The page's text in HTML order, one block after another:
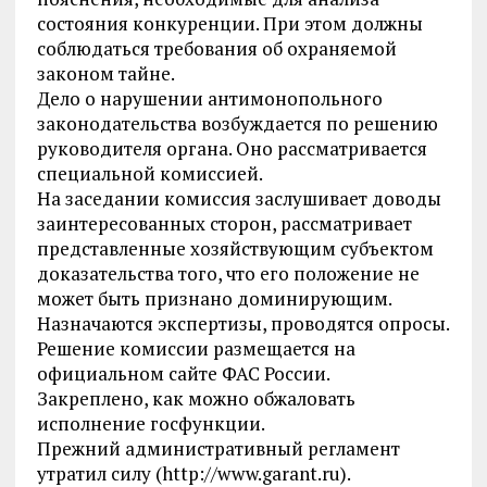
состояния конкуренции. При этом должны
соблюдаться требования об охраняемой
законом тайне.
Дело о нарушении антимонопольного
законодательства возбуждается по решению
руководителя органа. Оно рассматривается
специальной комиссией.
На заседании комиссия заслушивает доводы
заинтересованных сторон, рассматривает
представленные хозяйствующим субъектом
доказательства того, что его положение не
может быть признано доминирующим.
Назначаются экспертизы, проводятся опросы.
Решение комиссии размещается на
официальном сайте ФАС России.
Закреплено, как можно обжаловать
исполнение госфункции.
Прежний административный регламент
утратил силу (http://www.garant.ru).